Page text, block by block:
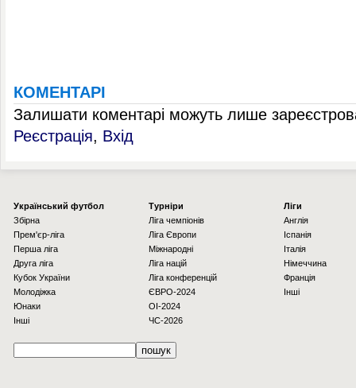
КОМЕНТАРІ
Залишати коментарі можуть лише
Реєстрація, Вхід
Українcький футбол
Збірна
Прем'єр-ліга
Перша ліга
Друга ліга
Кубок України
Молодіжка
Юнаки
Інші
Турніри
Ліга чемпіонів
Ліга Європи
Міжнародні
Ліга націй
Ліга конференцій
ЄВРО-2024
OI-2024
ЧС-2026
Ліги
Англія
Іспанія
Італія
Німеччина
Франція
Інші